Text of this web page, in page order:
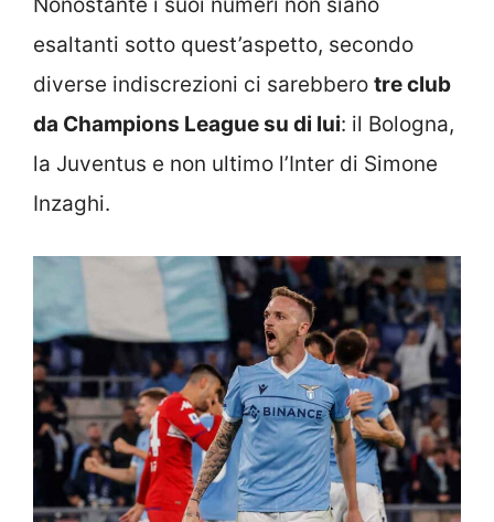
Nonostante i suoi numeri non siano
esaltanti sotto quest’aspetto, secondo
diverse indiscrezioni ci sarebbero tre club
da Champions League su di lui: il Bologna,
la Juventus e non ultimo l’Inter di Simone
Inzaghi.